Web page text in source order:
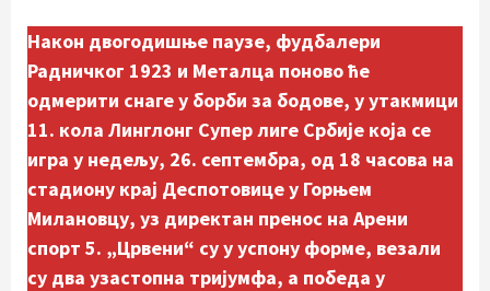
Након двогодишње паузе, фудбалери
Радничког 1923 и Металца поново ће
одмерити снаге у борби за бодове, у утакмици
11. кола Линглонг Супер лиге Србије која се
игра у недељу, 26. септембра, од 18 часова на
стадиону крај Деспотовице у Горњем
Милановцу, уз директан пренос на Арени
спорт 5. „Црвени“ су у успону форме, везали
су два узастопна тријумфа, а победа у